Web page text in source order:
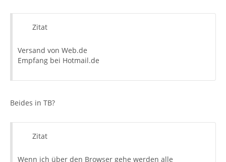
Zitat
Versand von Web.de
Empfang bei Hotmail.de
Beides in TB?
Zitat
Wenn ich über den Browser gehe werden alle